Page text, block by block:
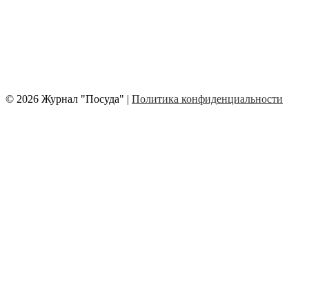
© 2026 Журнал "Посуда" | Политика конфиденциальности